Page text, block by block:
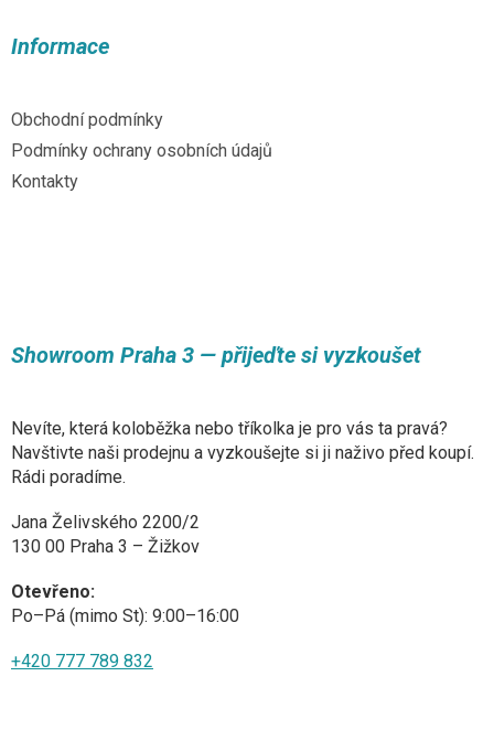
Informace
Obchodní podmínky
Podmínky ochrany osobních údajů
Kontakty
Showroom Praha 3 — přijeďte si vyzkoušet
Nevíte, která koloběžka nebo tříkolka je pro vás ta pravá?
Navštivte naši prodejnu a vyzkoušejte si ji naživo před koupí.
Rádi poradíme.
Jana Želivského 2200/2
130 00 Praha 3 – Žižkov
Otevřeno:
Po–Pá (mimo St): 9:00–16:00
+420 777 789 832